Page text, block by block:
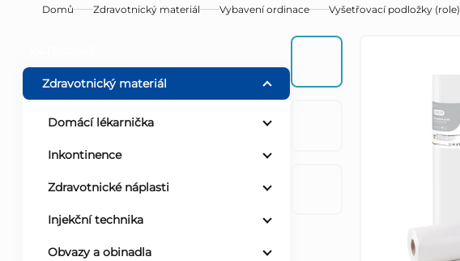
Domů Zdravotnický materiál Vybavení ordinace Vyšetřovací podložky (role)
o Zdravotnický materiál
Domácí lékarnička
Inkontinence
Zdravotnické náplasti
Injekční technika
Obvazy a obinadla